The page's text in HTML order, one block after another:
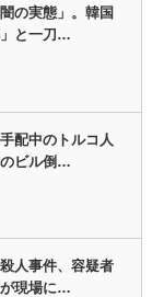
の実態」。韓国
と一刀…
配中のトルコ人
のビル倒…
人事件、容疑者
が現場に…